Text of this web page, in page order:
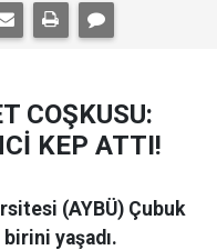
COŞKUSU:
KEP ATTI!
(AYBÜ) Çubuk
yaşadı.